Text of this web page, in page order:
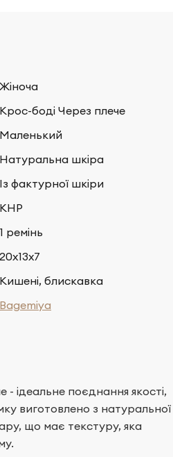
Жіноча
Крос-боді Через плече
Маленький
Натуральна шкіра
Із фактурної шкіри
КНР
1 ремінь
20х13х7
Кишені, блискавка
Bagemiya
ідеальне поєднання якості,
виготовлено з натуральної
що має текстуру, яка